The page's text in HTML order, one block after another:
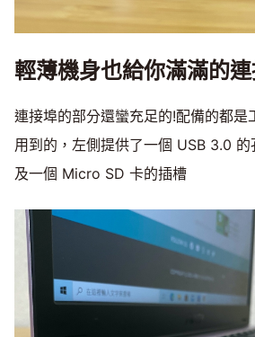
輕薄機身也給你滿滿的
連接埠的部分還蠻充足的!配備的都是
用到的，左側提供了一個 USB 3.0
及一個 Micro SD 卡的插槽